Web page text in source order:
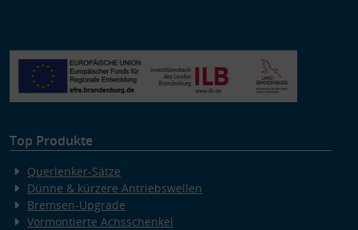
Top Produkte
Querlenker-Sätze
Dünne & kürzere Antriebswellen
Bremsen-Upgrade
Vormontierte Achsschenkel